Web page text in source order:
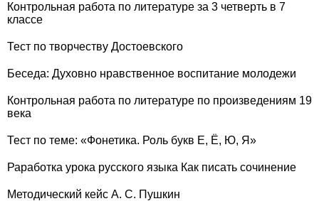
Контрольная работа по литературе за 3 четверть в 7
классе
Тест по творчеству Достоевского
Беседа: Духовно нравственное воспитание молодежи
Контрольная работа по литературе по произведениям 19
века
Тест по теме: «Фонетика. Роль букв Е, Ë, Ю, Я»
Раработка урока русского языка Как писать сочинение
Методический кейс А. С. Пушкин